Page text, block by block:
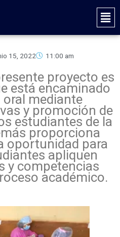
Main
15, 2022 11:00 am
proyecto es
está encaminado
oral mediante
y promoción de
estudiantes de la
proporciona
oportunidad para
apliquen
y competencias
académico.